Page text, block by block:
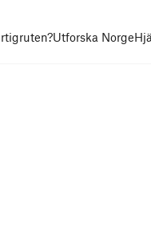
Utforska Norge